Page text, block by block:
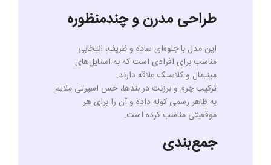
طراحی مدرن و چندمنظوره
این مدل با جلوه‌ای ساده و ظریف، انتخابی
مناسب برای افرادی است که به استایل‌های
مینیمال و کلاسیک علاقه دارند.
ترکیب چرم و برزنت در بندها، حس اسپرتی ملایم
به ظاهر رسمی کوله داده و آن را برای هر
موقعیتی مناسب کرده است.
جمع‌بندی